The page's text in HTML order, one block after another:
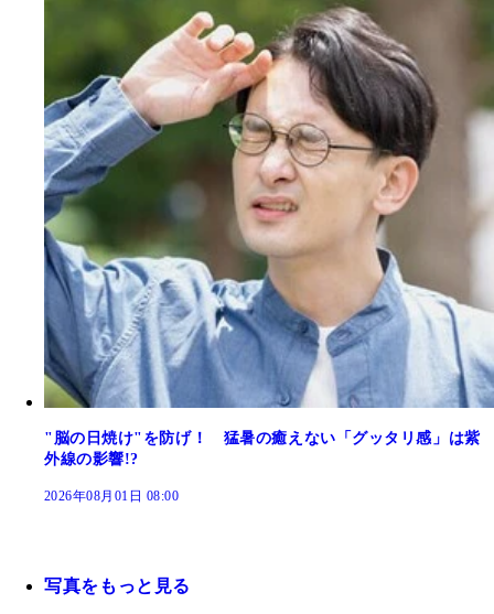
"脳の日焼け"を防げ！ 猛暑の癒えない「グッタリ感」は紫
外線の影響!?
2026年08月01日 08:00
写真をもっと見る